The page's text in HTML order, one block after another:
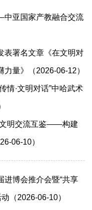
亚国家产教融合交流
表署名文章《在文明对
量》（2026-06-12）
情·文明对话”中哈武术
文明交流互鉴——构建
06-10）
进博会推介会暨“共享
（2026-06-10）